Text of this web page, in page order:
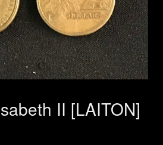
II [LAITON]